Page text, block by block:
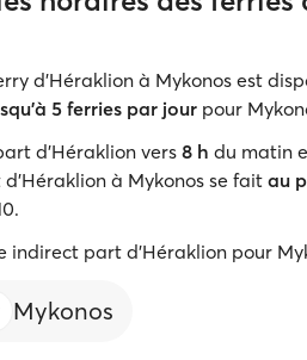
d'Héraklion à Mykonos est
5 ferries par jour pour
d'Héraklion vers8 h du matin
à Mykonos se faitau
indirect part d'Héraklion pour
Mykonos